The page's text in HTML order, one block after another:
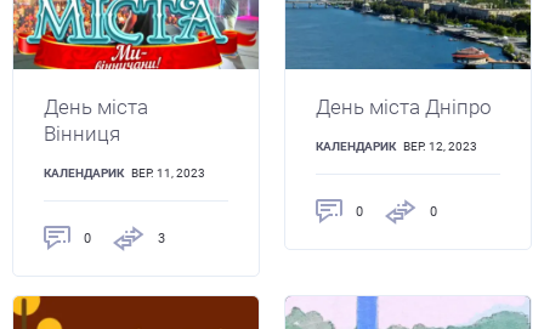
День міста
Вінниця
КАЛЕНДАРИК ВЕР. 11, 2023
0 3
День міста Дніпро
КАЛЕНДАРИК ВЕР. 12, 2023
0 0